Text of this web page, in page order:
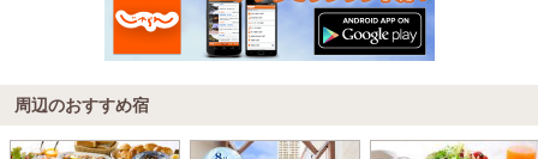
周辺のおすすめ宿